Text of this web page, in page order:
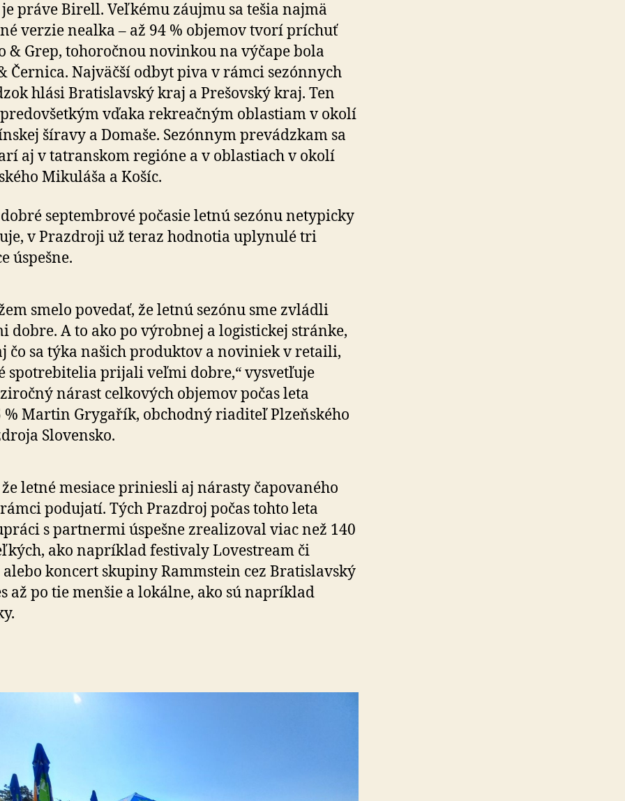
práve Birell. Veľkému záujmu sa tešia najmä
verzie nealka – až 94 % objemov tvorí príchuť
& Grep, toho­ročnou novinkou na výčape bola
Černica. Naj­väčší odbyt piva v rámci sezónnych
hlási Bra­tis­lav­ský kraj a Pre­šov­ský kraj. Ten
vďaka rekreačným oblastiam v okolí
šíravy a Domaše. Sezónnym prevádzkam sa
aj v ta­tran­skom regióne a v oblastiach v okolí
Mikuláša a Košíc.
septembrové počasie letnú sezónu netypicky
v Prazdroji už teraz hodnotia uplynulé tri
úspešne.
smelo povedať, že letnú sezónu sme zvládli
dobre. A to ako po výrobnej a logistickej stránke,
čo sa týka našich produktov a noviniek v retaili,
spotrebitelia prijali veľmi dobre,“ vysvetľuje
nárast celkových objemov počas leta
% Martin Grygařík, obchodný riaditeľ Plzeňského
Slovensko.
letné mesiace priniesli aj nárasty ča­po­va­ného
podujatí. Tých Prazdroj počas tohto leta
s partnermi úspešne zrealizoval viac než 140
ako napríklad festivaly Lovestream či
alebo koncert skupiny Rammstein cez Bra­tis­lav­ský
až po tie menšie a lokálne, ako sú napríklad